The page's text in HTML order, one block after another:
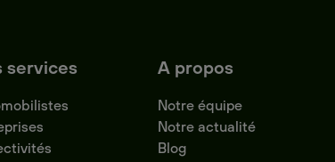
services A propos
Notre équipe
Notre actualité
Blog